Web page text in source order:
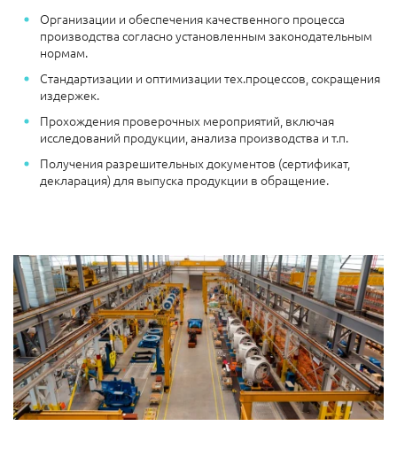
Организации и обеспечения качественного процесса
производства согласно установленным законодательным
нормам.
Стандартизации и оптимизации тех.процессов, сокращения
издержек.
Прохождения проверочных мероприятий, включая
исследований продукции, анализа производства и т.п.
Получения разрешительных документов (сертификат,
декларация) для выпуска продукции в обращение.